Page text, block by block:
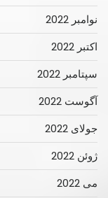
نوامبر 2022
اکتبر 2022
سپتامبر 2022
آگوست 2022
جولای 2022
ژوئن 2022
می 2022